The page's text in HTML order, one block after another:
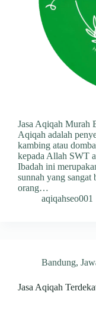
Jasa Aqiqah Murah
Aqiqah adalah
kambing atau
kepada Allah SWT
Ibadah ini
sunnah yang sangat
orang…
aqiqahseo001
Bandung,
Jasa Aqiqah